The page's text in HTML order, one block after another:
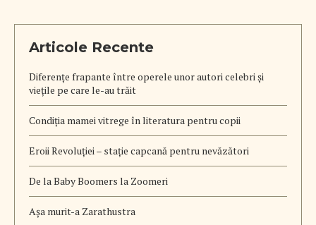
Articole Recente
Diferențe frapante între operele unor autori celebri și
viețile pe care le-au trăit
Condiția mamei vitrege în literatura pentru copii
Eroii Revoluției – stație capcană pentru nevăzători
De la Baby Boomers la Zoomeri
Aşa murit-a Zarathustra